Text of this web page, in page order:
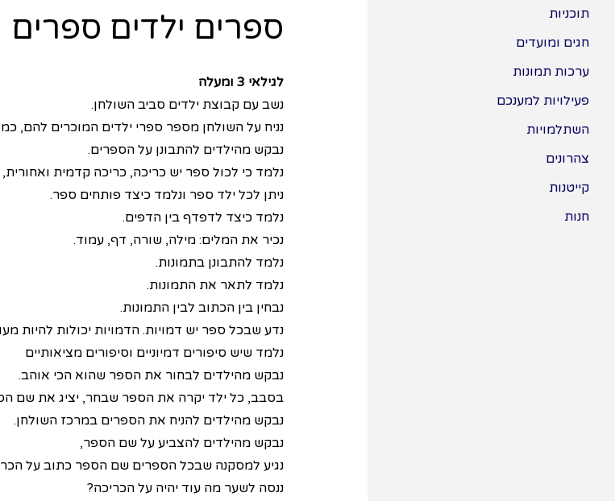
ספרים ילדים ספרים
לגילאי 3 ומעלה
נשב עם קבוצת ילדים סביב השולחן.
נניח על השולחן מספר ספרי ילדים המוכרים להם,
נבקש מהילדים להתבונן על הספרים.
נלמד כי לכול ספר יש כריכה, כריכה קדמית ואחורית,
ניתן לכל ילד ספר ונלמד כיצד פותחים ספר.
נלמד כיצד לדפדף בין הדפים.
נכיר את המלים: מילה, שורה, דף, עמוד.
נלמד להתבונן בתמונות.
נלמד לתאר את התמונות.
נבחין בין הכתוב לבין התמונות.
נדע שבכל ספר יש דמויות. הדמויות יכולות להיות
נלמד שיש סיפורים דמיוניים וסיפורים מציאותיים
נבקש מהילדים לבחור את הספר שהוא הכי אוהב.
בסבב, כל ילד יקרה את הספר שבחר, יציג את שם
נבקש מהילדים להניח את הספרים במרכז השולחן.
נבקש מהילדים להצביע על שם הספר,
נגיע למסקנה שבכל הספרים שם הספר כתוב על
ננסה לשער מה עוד יהיה על הכריכה?
תוכניות
חגים ומועדים
ערכות תמונות
פעילויות למענכם
השתלמויות
צהרונים
קייטנות
חנות